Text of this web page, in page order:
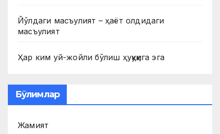
Йўлдаги масъулият – ҳаёт олдидаги
масъулият
Ҳар ким уй-жойли бўлиш ҳуқуқига эга
Бўлимлар
Жамият